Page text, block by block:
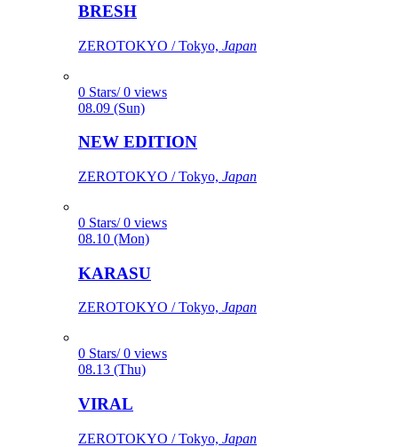
BRESH
ZEROTOKYO / Tokyo, Japan
0 Stars/ 0 views
08.09 (Sun)
NEW EDITION
ZEROTOKYO / Tokyo, Japan
0 Stars/ 0 views
08.10 (Mon)
KARASU
ZEROTOKYO / Tokyo, Japan
0 Stars/ 0 views
08.13 (Thu)
VIRAL
ZEROTOKYO / Tokyo, Japan